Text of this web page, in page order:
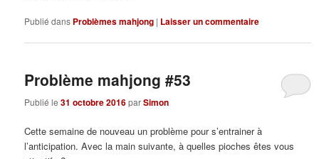
Publié dans Problèmes mahjong | Laisser un commentaire
Problème mahjong #53
Publié le31 octobre 2016parSimon
Cette semaine de nouveau un problème pour s’entrainer à
l’anticipation. Avec la main suivante, à quelles pioches êtes vous